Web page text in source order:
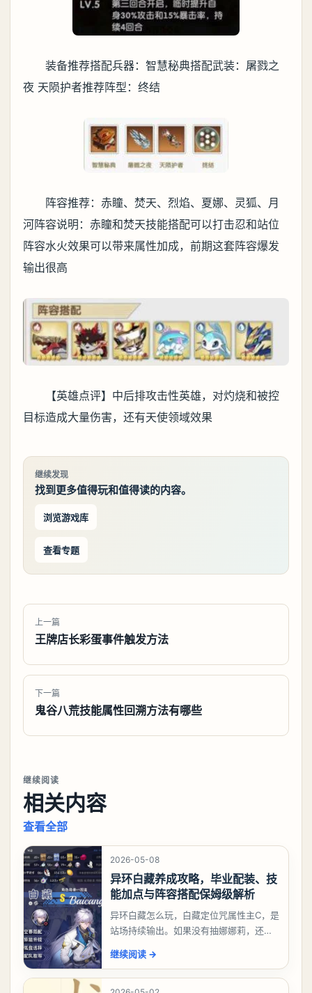
装备推荐搭配兵器：智慧秘典搭配武装：屠戮之
夜 天陨护者推荐阵型：终结
阵容推荐：赤瞳、焚天、烈焰、夏娜、灵狐、月
河阵容说明：赤瞳和焚天技能搭配可以打击忍和站位
阵容水火效果可以带来属性加成，前期这套阵容爆发
输出很高
【英雄点评】中后排攻击性英雄，对灼烧和被控
目标造成大量伤害，还有天使领域效果
继续发现
找到更多值得玩和值得读的内容。
浏览游戏库
查看专题
上一篇
王牌店长彩蛋事件触发方法
下一篇
鬼谷八荒技能属性回溯方法有哪些
继续阅读
相关内容
查看全部
2026-05-08
异环白藏养成攻略，毕业配装、技
能加点与阵容搭配保姆级解析
异环白藏怎么玩，白藏定位咒属性主C，是
站场持续输出。如果没有抽娜娜莉，还没
有娜娜莉缺另外一个二队C想打深渊也可以
考虑养个白藏
继续阅读 →